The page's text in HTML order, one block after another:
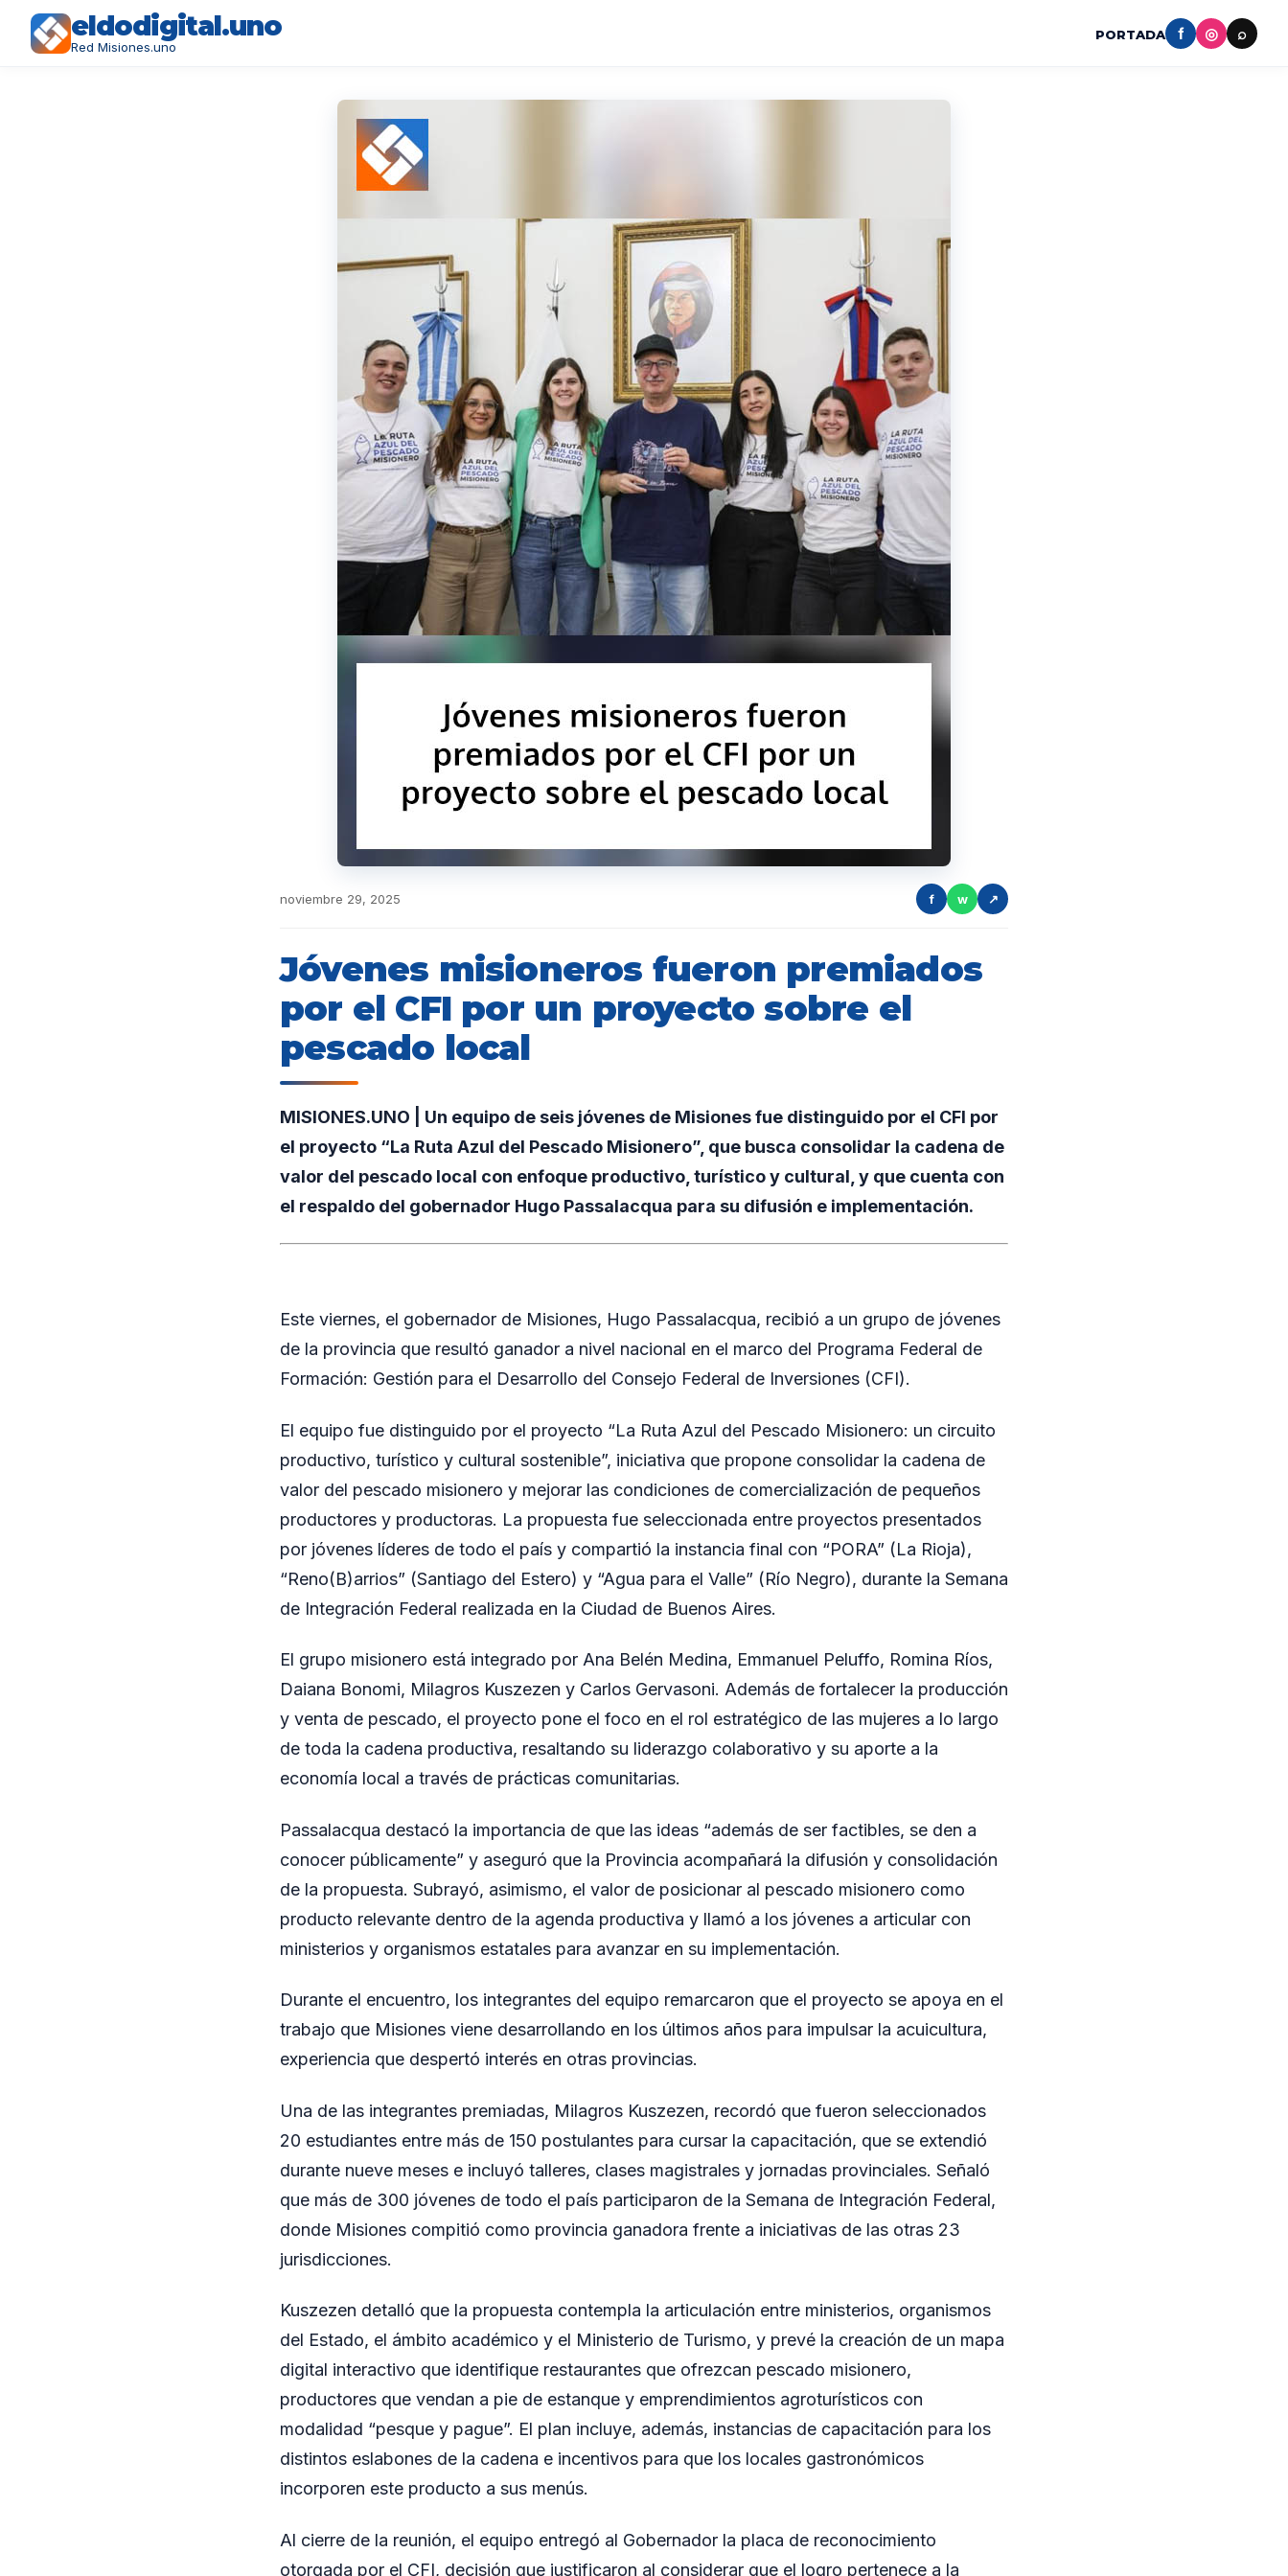
eldodigital.uno
Red Misiones.uno
PORTADA f ◎ ⌕
noviembre 29, 2025 f w ↗
Jóvenes misioneros fueron premiados
por el CFI por un proyecto sobre el
pescado local
MISIONES.UNO | Un equipo de seis jóvenes de Misiones fue distinguido por el CFI por
el proyecto “La Ruta Azul del Pescado Misionero”, que busca consolidar la cadena de
valor del pescado local con enfoque productivo, turístico y cultural, y que cuenta con
el respaldo del gobernador Hugo Passalacqua para su difusión e implementación.
Este viernes, el gobernador de Misiones, Hugo Passalacqua, recibió a un grupo de jóvenes
de la provincia que resultó ganador a nivel nacional en el marco del Programa Federal de
Formación: Gestión para el Desarrollo del Consejo Federal de Inversiones (CFI).
El equipo fue distinguido por el proyecto “La Ruta Azul del Pescado Misionero: un circuito
productivo, turístico y cultural sostenible”, iniciativa que propone consolidar la cadena de
valor del pescado misionero y mejorar las condiciones de comercialización de pequeños
productores y productoras. La propuesta fue seleccionada entre proyectos presentados
por jóvenes líderes de todo el país y compartió la instancia final con “PORA” (La Rioja),
“Reno(B)arrios” (Santiago del Estero) y “Agua para el Valle” (Río Negro), durante la Semana
de Integración Federal realizada en la Ciudad de Buenos Aires.
El grupo misionero está integrado por Ana Belén Medina, Emmanuel Peluffo, Romina Ríos,
Daiana Bonomi, Milagros Kuszezen y Carlos Gervasoni. Además de fortalecer la producción
y venta de pescado, el proyecto pone el foco en el rol estratégico de las mujeres a lo largo
de toda la cadena productiva, resaltando su liderazgo colaborativo y su aporte a la
economía local a través de prácticas comunitarias.
Passalacqua destacó la importancia de que las ideas “además de ser factibles, se den a
conocer públicamente” y aseguró que la Provincia acompañará la difusión y consolidación
de la propuesta. Subrayó, asimismo, el valor de posicionar al pescado misionero como
producto relevante dentro de la agenda productiva y llamó a los jóvenes a articular con
ministerios y organismos estatales para avanzar en su implementación.
Durante el encuentro, los integrantes del equipo remarcaron que el proyecto se apoya en el
trabajo que Misiones viene desarrollando en los últimos años para impulsar la acuicultura,
experiencia que despertó interés en otras provincias.
Una de las integrantes premiadas, Milagros Kuszezen, recordó que fueron seleccionados
20 estudiantes entre más de 150 postulantes para cursar la capacitación, que se extendió
durante nueve meses e incluyó talleres, clases magistrales y jornadas provinciales. Señaló
que más de 300 jóvenes de todo el país participaron de la Semana de Integración Federal,
donde Misiones compitió como provincia ganadora frente a iniciativas de las otras 23
jurisdicciones.
Kuszezen detalló que la propuesta contempla la articulación entre ministerios, organismos
del Estado, el ámbito académico y el Ministerio de Turismo, y prevé la creación de un mapa
digital interactivo que identifique restaurantes que ofrezcan pescado misionero,
productores que vendan a pie de estanque y emprendimientos agroturísticos con
modalidad “pesque y pague”. El plan incluye, además, instancias de capacitación para los
distintos eslabones de la cadena e incentivos para que los locales gastronómicos
incorporen este producto a sus menús.
Al cierre de la reunión, el equipo entregó al Gobernador la placa de reconocimiento
otorgada por el CFI, decisión que justificaron al considerar que el logro pertenece a la